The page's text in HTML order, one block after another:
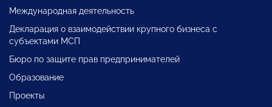
Международная деятельность
Декларация о взаимодействии крупного бизнеса с
субъектами МСП
Бюро по защите прав предпринимателей
Образование
Проекты